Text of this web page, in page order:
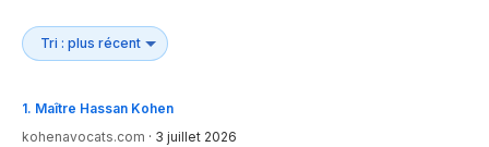
1. Maître Hassan Kohen
kohenavocats.com · 3 juillet 2026